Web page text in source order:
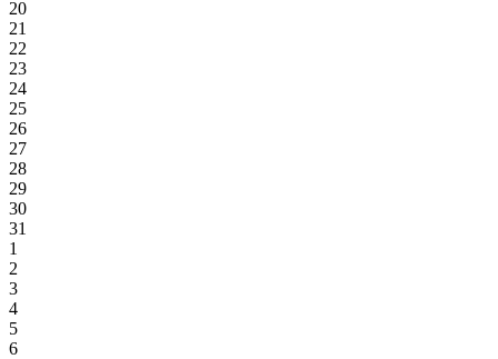
20
21
22
23
24
25
26
27
28
29
30
31
1
2
3
4
5
6